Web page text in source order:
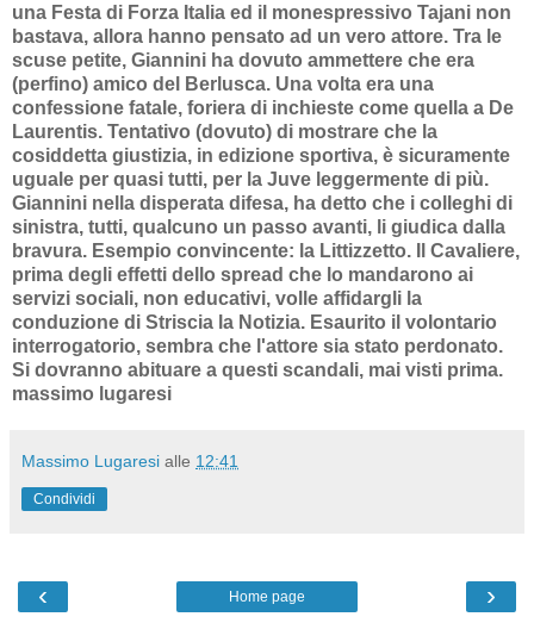
una Festa di Forza Italia ed il monespressivo Tajani non
bastava, allora hanno pensato ad un vero attore. Tra le
scuse petite, Giannini ha dovuto ammettere che era
(perfino) amico del Berlusca. Una volta era una
confessione fatale, foriera di inchieste come quella a De
Laurentis. Tentativo (dovuto) di mostrare che la
cosiddetta giustizia, in edizione sportiva, è sicuramente
uguale per quasi tutti, per la Juve leggermente di più.
Giannini nella disperata difesa, ha detto che i colleghi di
sinistra, tutti, qualcuno un passo avanti, li giudica dalla
bravura. Esempio convincente: la Littizzetto.
Il Cavaliere,
prima degli effetti dello spread che lo mandarono ai
servizi sociali, non educativi, volle affidargli la
conduzione di Striscia la Notizia. Esaurito il volontario
interrogatorio, sembra che l'attore sia stato perdonato.
Si dovranno abituare a questi scandali, mai visti prima.
massimo lugaresi
Massimo Lugaresi alle 12:41
Condividi
‹ ›
Home page